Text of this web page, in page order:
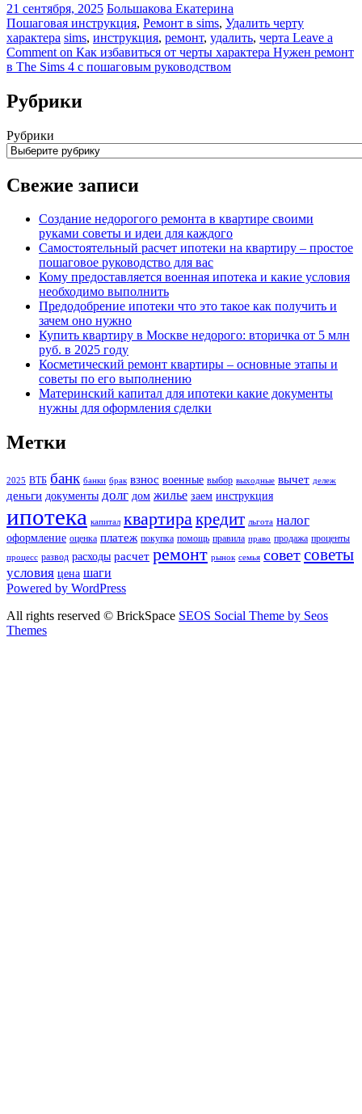
21 сентября, 2025 Большакова Екатерина
Пошаговая инструкция, Ремонт в sims, Удалить черту
характера sims, инструкция, ремонт, удалить, черта Leave a
Comment on Как избавиться от черты характера Нужен ремонт
в The Sims 4 с пошаговым руководством
Рубрики
Рубрики
Свежие записи
Создание недорогого ремонта в квартире своими
руками советы и идеи для каждого
Самостоятельный расчет ипотеки на квартиру – простое
пошаговое руководство для вас
Кому предоставляется военная ипотека и какие условия
необходимо выполнить
Предодобрение ипотеки что это такое как получить и
зачем оно нужно
Купить квартиру в Москве недорого: вторичка от 5 млн
руб. в 2025 году
Косметический ремонт квартиры – основные этапы и
советы по его выполнению
Материнский капитал для ипотеки какие документы
нужны для оформления сделки
Метки
2025 ВТБ банк банки брак взнос военные выбор выходные вычет дележ
деньги документы долг дом жилье заем инструкция
ипотека капитал квартиракредит льгота налог
оформление оценка платеж покупка помощь правила право продажа проценты
процесс развод расходы расчет ремонт рынок семья советсоветы
условия цена шаги
Powered by WordPress
All rights reserved © BrickSpace SEOS Social Theme by Seos
Themes